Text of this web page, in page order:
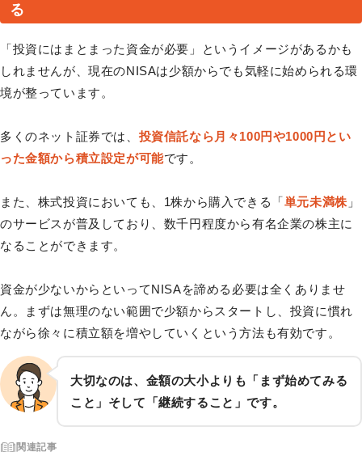
る
「投資にはまとまった資金が必要」というイメージがあるかも
しれませんが、現在のNISAは少額からでも気軽に始められる環
境が整っています。
多くのネット証券では、 投資信託なら月々100円や1000円とい
った金額から積立設定が可能です。
また、株式投資においても、1株から購入できる「単元未満株 」
のサービスが普及しており、数千円程度から有名企業の株主に
なることができます。
資金が少ないからといってNISAを諦める必要は全くありませ
ん。まずは無理のない範囲で少額からスタートし、投資に慣れ
ながら徐々に積立額を増やしていくという方法も有効です。
大切なのは、金額の大小よりも「まず始めてみる
こと」そして「継続すること」です。
関連記事